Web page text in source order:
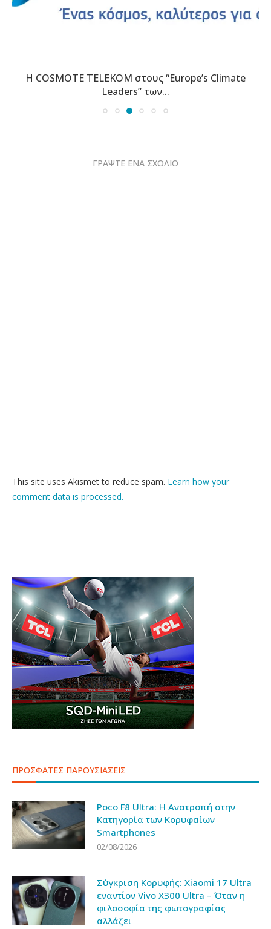
Η COSMOTE TELEKOM στους “Europe’s Climate
Leaders” των...
ΓΡΑΨΤΕ ΕΝΑ ΣΧΟΛΙΟ
This site uses Akismet to reduce spam. Learn how your
comment data is processed.
ΠΡΟΣΦΑΤΕΣ ΠΑΡΟΥΣΙΑΣΕΙΣ
Poco F8 Ultra: Η Ανατροπή στην
Κατηγορία των Κορυφαίων
Smartphones
02/08/2026
Σύγκριση Κορυφής: Xiaomi 17 Ultra
εναντίον Vivo X300 Ultra – Όταν η
φιλοσοφία της φωτογραφίας
αλλάζει